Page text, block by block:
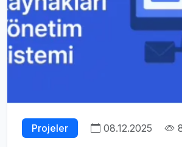
Projeler 08.12.2025